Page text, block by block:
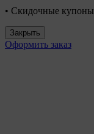
• Скидочные купоны
Закрыть
Оформить заказ